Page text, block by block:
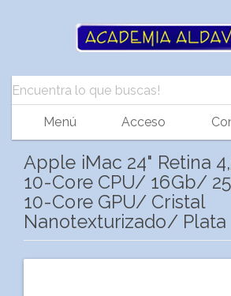
Menú Acceso
Apple iMac 24" Retina
10-Core CPU/ 16Gb/
10-Core GPU/ Cristal
Nanotexturizado/ Plata